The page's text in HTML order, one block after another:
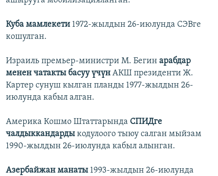
Куба мамлекети 1972-жылдын 26-июлунда СЭВге
кошулган.
Израиль премьер-министри М. Бегин арабдар
менен чатакты басуу үчүн АКШ президенти Ж.
Картер сунуш кылган планды 1977-жылдын 26-
июлунда кабыл алган.
Америка Кошмо Штаттарында СПИДге
чалдыккандарды кодулоого тыюу салган мыйзам
1990-жылдын 26-июлунда кабыл алынган.
Азербайжан манаты 1993-жылдын 26-июлунда